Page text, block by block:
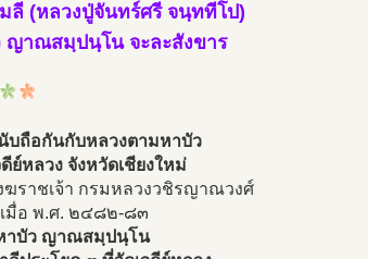
(หลวงปู่จันทร์ศรี จนฺททีโป)
าณสมฺปนฺโน จะละสังขาร
บถือกันกับหลวงตามหาบัว
ย์หลวง จังหวัดเชียงใหม่
ราชเจ้า กรมหลวงวชิรญาณวงศ์
เมื่อ พ.ศ. ๒๔๘๒-๘๓
าบัว ญาณสมฺปนฺโน